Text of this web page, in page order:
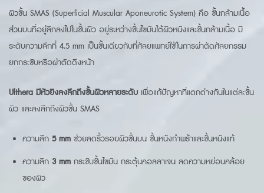
ผิวชั้น SMAS (Superficial Muscular Aponeurotic System) คือ ชั้นกล้ามเนื้อ
ส่วนบนที่อยู่ลึกลงไปในชั้นผิว อยู่ระหว่างชั้นไขมันใต้ผิวหนังและชั้นกล้ามเนื้อ มี
ระดับความลึกที่ 4.5 mm เป็นชั้นเดียวกับที่ศัลยแพทย์ใช้ในการผ่าตัดศัลยกรรม
ยกกระชับหรือผ่าตัดดึงหน้า
Ulthera มีหัวยิงลงลึกถึงชั้นผิวหลายระดับ เพื่อแก้ปัญหาที่แตกต่างกันในแต่ละชั้น
ผิว และลงลึกถึงผิวชั้น SMAS
ความลึก5mm ช่วยลดริ้วรอยผิวชั้นบน ชั้นหนังกำพร้าและชั้นหนังแท้
ความลึก 3 mm กระชับชั้นไขมัน กระตุ้นคอลลาเจน ลดความหย่อนคล้อย
ของผิว